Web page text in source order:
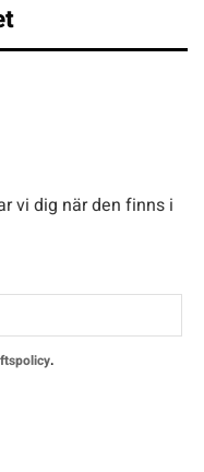
vi dig när den finns i
.